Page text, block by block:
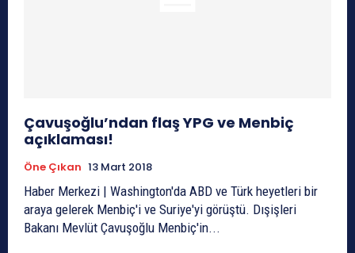
Çavuşoğlu’ndan flaş YPG ve Menbiç
açıklaması!
Öne Çıkan 13 Mart 2018
Haber Merkezi | Washington'da ABD ve Türk heyetleri bir
araya gelerek Menbiç'i ve Suriye'yi görüştü. Dışişleri
Bakanı Mevlüt Çavuşoğlu Menbiç'in...